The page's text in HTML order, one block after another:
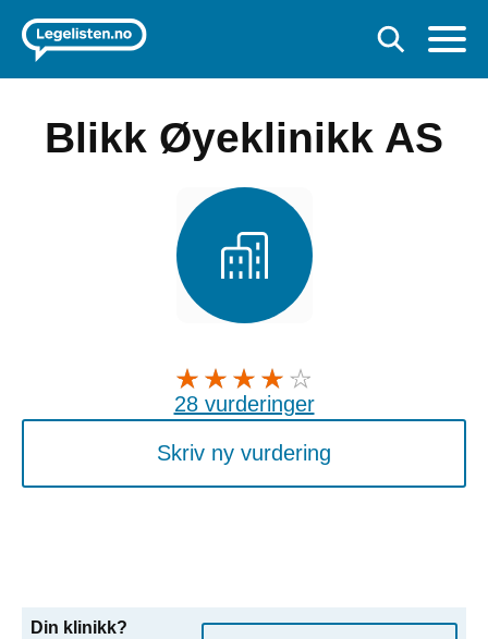
Blikk Øyeklinikk AS
28 vurderinger
Skriv ny vurdering
Din klinikk?